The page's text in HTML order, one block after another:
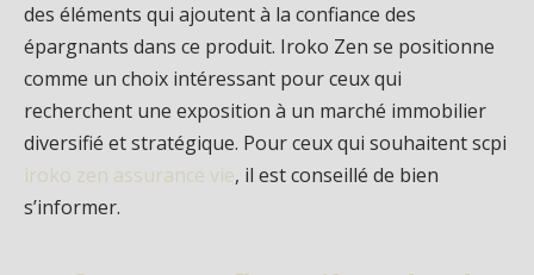
des éléments qui ajoutent à la confiance des
épargnants dans ce produit. Iroko Zen se positionne
comme un choix intéressant pour ceux qui
recherchent une exposition à un marché immobilier
diversifié et stratégique. Pour ceux qui souhaitent scpi
iroko zen assurance vie, il est conseillé de bien
s’informer.